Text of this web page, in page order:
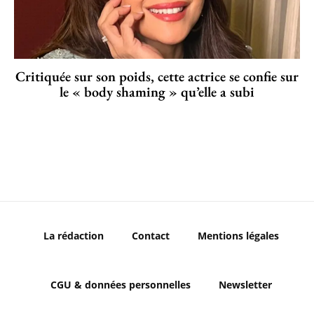
Critiquée sur son poids, cette actrice se confie sur
le « body shaming » qu’elle a subi
La rédaction Contact Mentions légales
CGU & données personnelles Newsletter